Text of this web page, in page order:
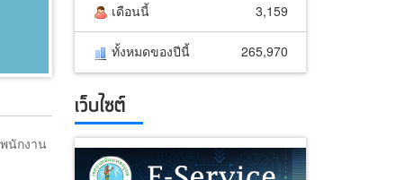
นักงาน
เดือนนี้ 3,159
ทั้งหมดของปีนี้ 265,970
เว็บไซต์